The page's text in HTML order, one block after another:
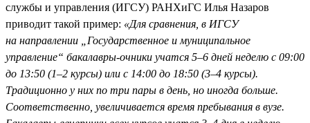
службы и управления (ИГСУ) РАНХиГС Илья Назаров
приводит такой пример: «Для сравнения, в ИГСУ
на направлении „Государственное и муниципальное
управление“ бакалавры-очники учатся 5–6 дней неделю с 09:00
до 13:50 (1–2 курсы) или с 14:00 до 18:50 (3–4 курсы).
Традиционно у них по три пары в день, но иногда больше.
Соответственно, увеличивается время пребывания в вузе.